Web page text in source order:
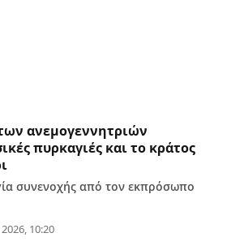
ανεμογεννητριών
πυρκαγιές και το κράτος
συνενοχής από τον εκπρόσωπο
10:20